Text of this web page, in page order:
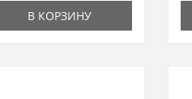
В КОРЗИНУ